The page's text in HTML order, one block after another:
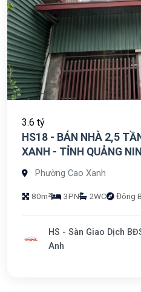
3.6 tỷ
HS18 - BÁN NHÀ 2,5
XANH - TỈNH QUẢNG
Phường Cao Xanh
80m² 3PN 2WC Đông
HS - Sàn Giao Dịch
Anh